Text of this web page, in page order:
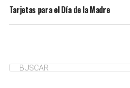
Tarjetas para el Día de la Madre